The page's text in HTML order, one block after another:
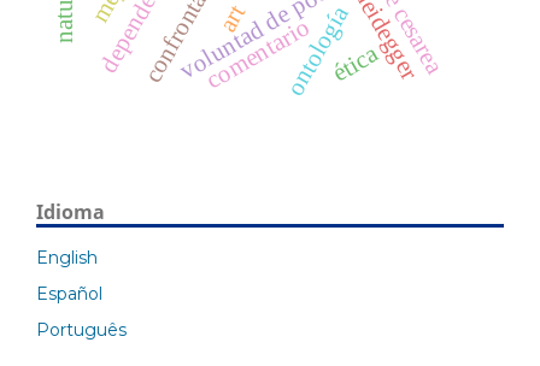
heidegger
ontología
voluntad de poderética
comentario
art
Idioma
English
Español
Português